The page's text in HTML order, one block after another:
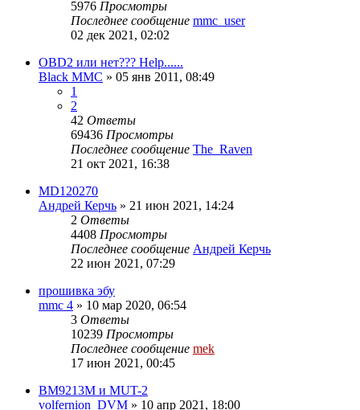
5976 Просмотры
Последнее сообщение mmc_user
02 дек 2021, 02:02
OBD2 или нет??? Help......
Black MMC » 05 янв 2011, 08:49
1
2
42 Ответы
69436 Просмотры
Последнее сообщение The_Raven
21 окт 2021, 16:38
MD120270
Андрей Керчь » 21 июн 2021, 14:24
2 Ответы
4408 Просмотры
Последнее сообщение Андрей Керчь
22 июн 2021, 07:29
прошивка эбу
mmc 4 » 10 мар 2020, 06:54
3 Ответы
10239 Просмотры
Последнее сообщение mek
17 июн 2021, 00:45
BM9213M и MUT-2
volfernion_DVM » 10 апр 2021, 18:00